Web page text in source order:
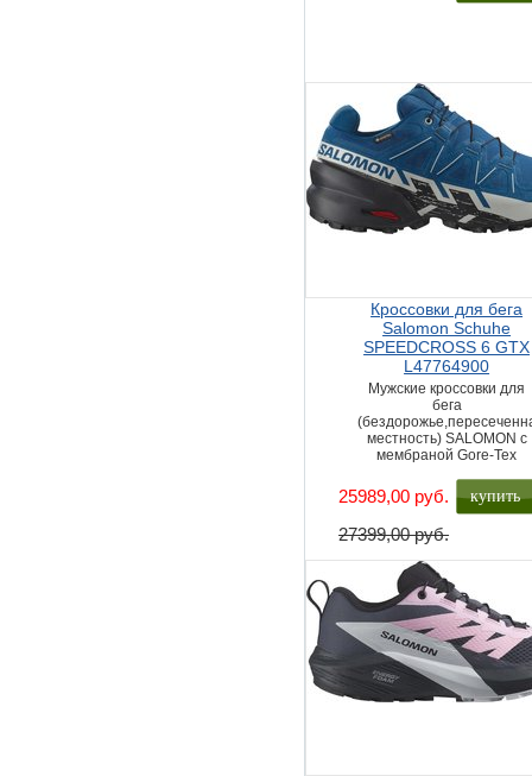
Кроссовки для бега
Salomon Schuhe
SPEEDCROSS 6 GTX
L47764900
Мужские кроссовки для
бега
местность) SALOMON с
мембраной Gore-Tex
25989,00 руб.
27399,00 руб.
купить